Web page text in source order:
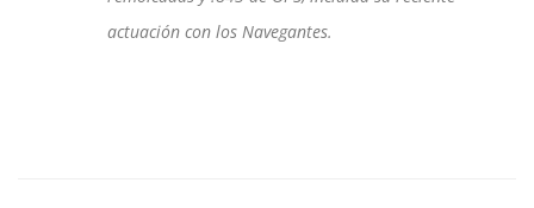
actuación con los Navegantes.